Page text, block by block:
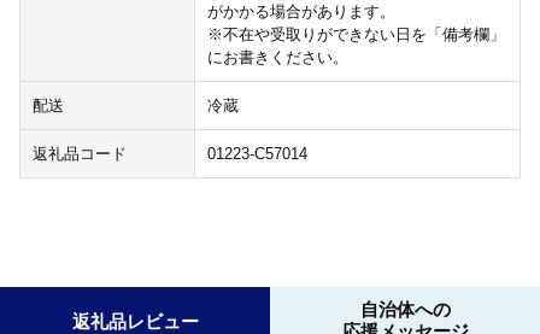
がかかる場合があります。
※不在や受取りができない日を「備考欄」
にお書きください。
配送 冷蔵
返礼品コード 01223-C57014
返礼品レビュー
自治体への